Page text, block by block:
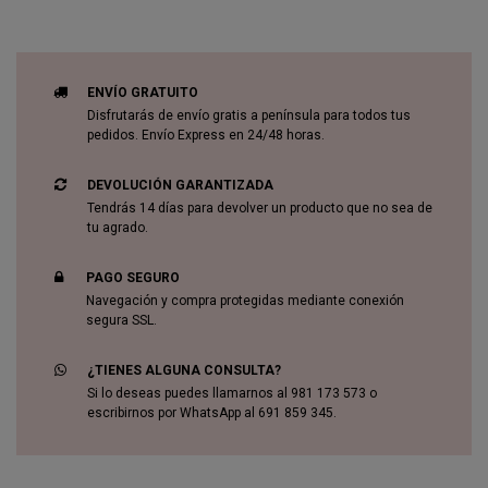
ENVÍO GRATUITO
Disfrutarás de envío gratis a península para todos tus
pedidos. Envío Express en 24/48 horas.
DEVOLUCIÓN GARANTIZADA
Tendrás 14 días para devolver un producto que no sea de
tu agrado.
PAGO SEGURO
Navegación y compra protegidas mediante conexión
segura SSL.
¿TIENES ALGUNA CONSULTA?
Si lo deseas puedes llamarnos al 981 173 573 o
escribirnos por WhatsApp al 691 859 345.